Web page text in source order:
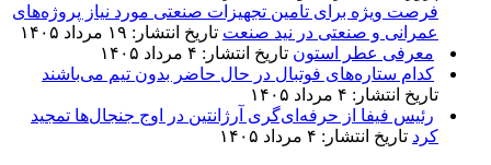
فرصت ویژه برای تامین تجهیزات صنعتی مورد نیاز پروژه‌های
عمرانی و صنعتی در نید صنعت تاریخ انتشار: ۱۹ مرداد ۱۴۰۵
معرفی عطر استون تاریخ انتشار: ۴ مرداد ۱۴۰۵
کدام ستاره‌های فوتبال در حال حاضر بدون تیم می‌باشند
تاریخ انتشار: ۴ مرداد ۱۴۰۵
رئیس فیفا از حرفه‌ای‌گری آرژانتین در اوج جنجال‌ها تمجید
کرد تاریخ انتشار: ۴ مرداد ۱۴۰۵